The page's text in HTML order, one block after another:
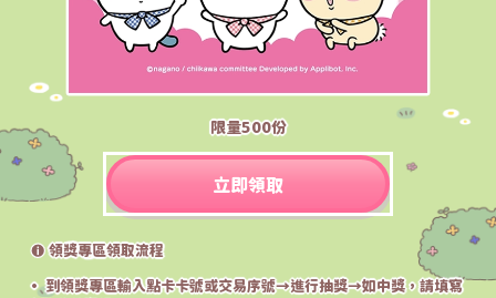
限量500份
立即領取
領獎專區領取流程
• 到領獎專區輸入點卡卡號或交易序號→進行抽獎→如中獎，請填寫